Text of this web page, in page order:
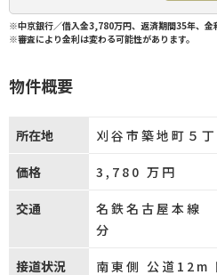
※中京銀行／借入金3,780万円、返済期間35年、
※審査により金利は変わる可能性があります。
物件概要
所在地 刈谷市築地町５
価格 3,780 万円
交通
名鉄名古屋本線
分
接道状況 南東側 公道12m